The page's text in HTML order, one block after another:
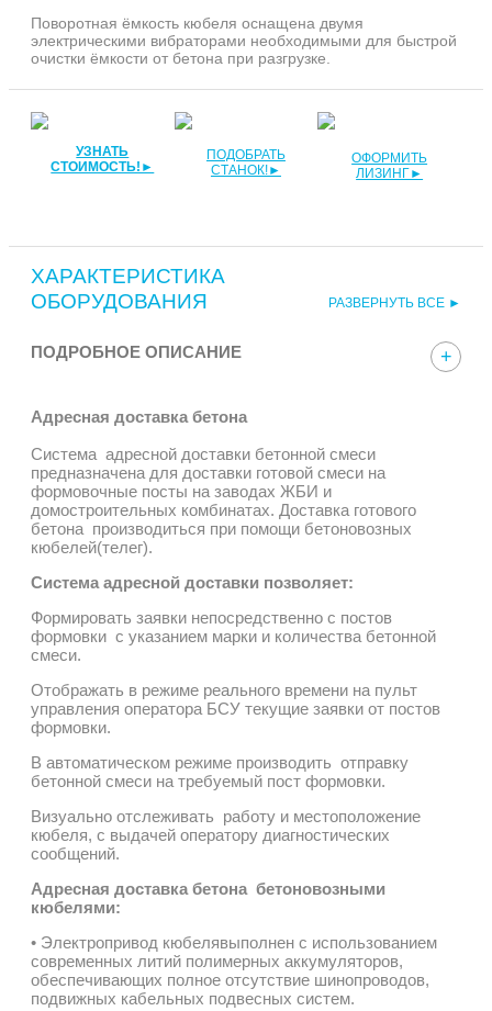
Поворотная ёмкость кюбеля оснащена двумя
электрическими вибраторами необходимыми для быстрой
очистки ёмкости от бетона при разгрузке.
УЗНАТЬ
СТОИМОСТЬ!►
ПОДОБРАТЬ
СТАНОК!►
ОФОРМИТЬ
ЛИЗИНГ►
ХАРАКТЕРИСТИКА
ОБОРУДОВАНИЯ
РАЗВЕРНУТЬ ВСЕ ►
ПОДРОБНОЕ ОПИСАНИЕ
Адресная доставка бетона
Система адресной доставки бетонной смеси
предназначена для доставки готовой смеси на
формовочные посты на заводах ЖБИ и
домостроительных комбинатах. Доставка готового
бетона производиться при помощи бетоновозных
кюбелей(телег).
Система адресной доставки позволяет:
Формировать заявки непосредственно с постов
формовки с указанием марки и количества бетонной
смеси.
Отображать в режиме реального времени на пульт
управления оператора БСУ текущие заявки от постов
формовки.
В автоматическом режиме производить отправку
бетонной смеси на требуемый пост формовки.
Визуально отслеживать работу и местоположение
кюбеля, с выдачей оператору диагностических
сообщений.
Адресная доставка бетона бетоновозными
кюбелями:
• Электропривод кюбелявыполнен с использованием
современных литий полимерных аккумуляторов,
обеспечивающих полное отсутствие шинопроводов,
подвижных кабельных подвесных систем.